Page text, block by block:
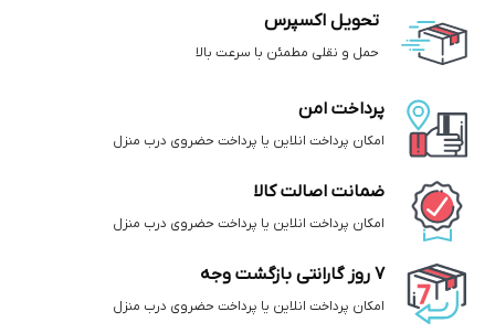
تحویل اکسپرس
حمل و نقلی مطمئن با سرعت بالا
پرداخت امن
امکان پرداخت انلاین یا پرداخت حضروی درب منزل
ضمانت اصالت کالا
امکان پرداخت انلاین یا پرداخت حضروی درب منزل
7 روز گارانتی بازگشت وجه
امکان پرداخت انلاین یا پرداخت حضروی درب منزل